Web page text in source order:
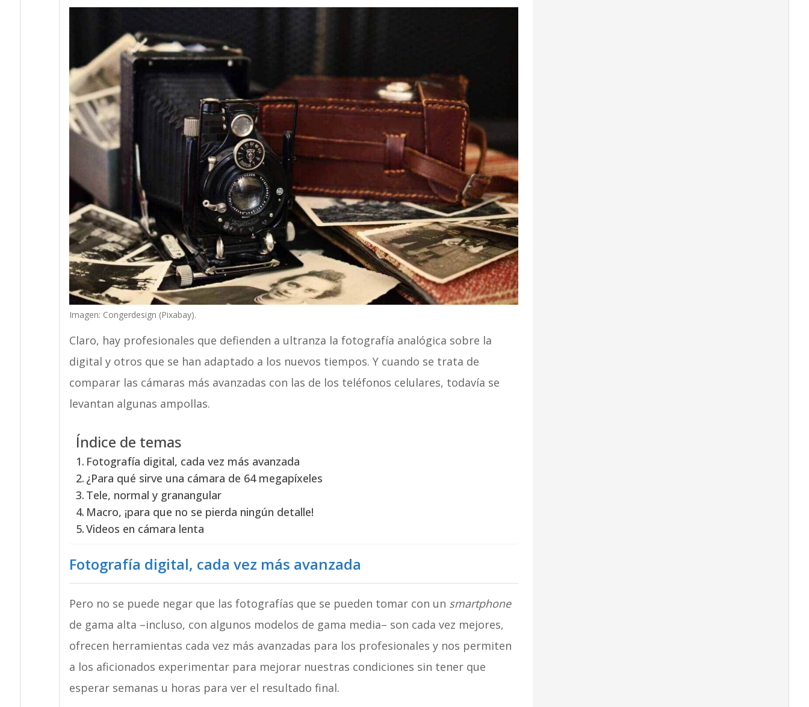
Imagen: Congerdesign (Pixabay).
Claro, hay profesionales que defienden a ultranza la fotografía analógica sobre la
digital y otros que se han adaptado a los nuevos tiempos. Y cuando se trata de
comparar las cámaras más avanzadas con las de los teléfonos celulares, todavía se
levantan algunas ampollas.
Índice de temas
Fotografía digital, cada vez más avanzada
¿Para qué sirve una cámara de 64 megapíxeles
Tele, normal y granangular
Macro, ¡para que no se pierda ningún detalle!
Videos en cámara lenta
Fotografía digital, cada vez más avanzada
Pero no se puede negar que las fotografías que se pueden tomar con un smartphone
de gama alta –incluso, con algunos modelos de gama media– son cada vez mejores,
ofrecen herramientas cada vez más avanzadas para los profesionales y nos permiten
a los aficionados experimentar para mejorar nuestras condiciones sin tener que
esperar semanas u horas para ver el resultado final.